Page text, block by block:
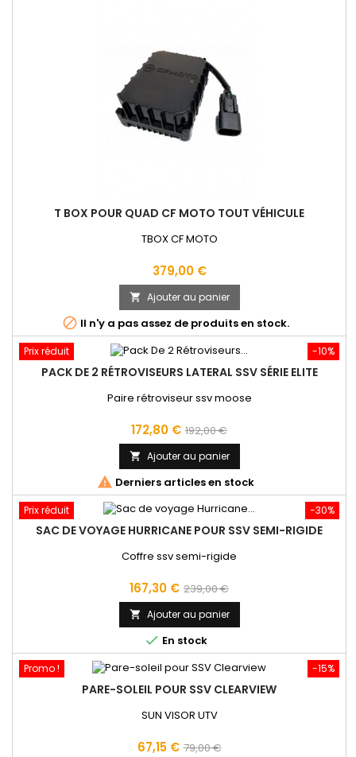
T BOX POUR QUAD CF MOTO TOUT VÉHICULE
TBOX CF MOTO
Prix
379,00 €
 Ajouter au panier
 Il n'y a pas assez de produits en stock.
-10%
Prix réduit
PACK DE 2 RÉTROVISEURS LATERAL SSV SÉRIE ELITE
Paire rétroviseur ssv moose
Prix
172,80 € Prix
base
192,00 €
 Ajouter au panier
 Derniers articles en stock
-30%
Prix réduit
SAC DE VOYAGE HURRICANE POUR SSV SEMI-RIGIDE
Coffre ssv semi-rigide
Prix
167,30 € Prix
de
base
239,00 €
 Ajouter au panier
 En stock
-15%
Promo !
PARE-SOLEIL POUR SSV CLEARVIEW
SUN VISOR UTV
Prix
67,15 € Prix
79,00 €